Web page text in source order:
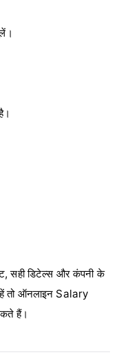
सही डिटेल्स और कंपनी के
तो ऑनलाइन Salary
हैं।